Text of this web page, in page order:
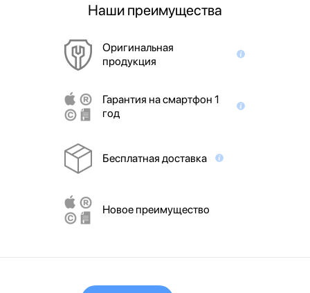
Наши преимущества
Оригинальная
продукция
Гарантия на смартфон 1
год
Бесплатная доставка
Новое преимущество